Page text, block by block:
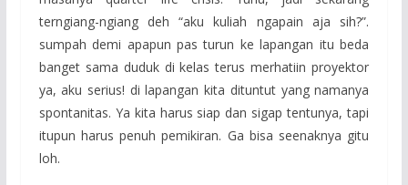
terngiang-ngiang deh “aku kuliah ngapain aja sih?”.
sumpah demi apapun pas turun ke lapangan itu beda
banget sama duduk di kelas terus merhatiin proyektor
ya, aku serius! di lapangan kita dituntut yang namanya
spontanitas. Ya kita harus siap dan sigap tentunya, tapi
itupun harus penuh pemikiran. Ga bisa seenaknya gitu
loh.